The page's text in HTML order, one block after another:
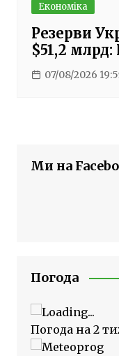
Економіка
Резерви
$51,2
07/08/2026
Ми на
Погода
Погода на 2